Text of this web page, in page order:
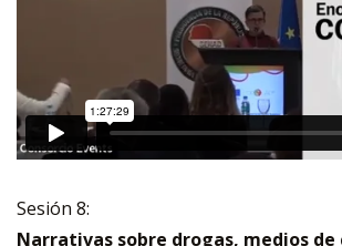
Sesión 8:
Narrativas sobre drogas, medios de